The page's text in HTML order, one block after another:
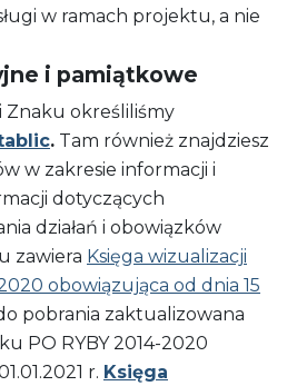
w ramach projektu, a nie
i pamiątkowe
Znaku określiliśmy
. Tam również znajdziesz
w zakresie informacji i
dotyczących
działań i obowiązków
zawiera Księga wizualizacji
obowiązująca od dnia 15
pobrania zaktualizowana
PO RYBY 2014-2020
r. Księga